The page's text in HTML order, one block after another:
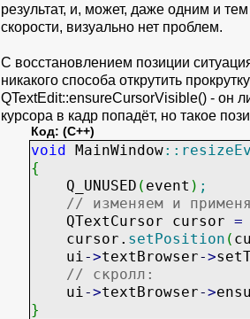
результат, и, может, даже одним и
скорости, визуально нет проблем.
С восстановлением позиции
никакого способа открутить
QTextEdit::ensureCursorVisible() - он
курсора в кадр попадёт, но такое
Код: (C++)
void MainWindow::
{
Q_UNUSED ( event ) ;
// изменяем и
QTextCursor cursor =
cursor. setPosition (
ui ->textBrowser->
// скролл:
ui ->textBrowser->
}